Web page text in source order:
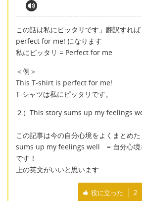
この話は私にピッタリです」翻訳すれ
perfect for me! になります
私にピッタリ = Perfect for me
＜例＞
This T-shirt is perfect for me!
T-シャツは私にピッタリです。
２）This story sums up my feelings
この記事は今の自分心境をよくまとめた
sums up my feelings well = 自分心境
です！
上の英文がいいと思います
役に立った 2